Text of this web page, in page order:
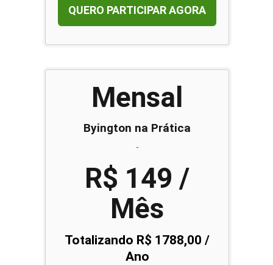
QUERO PARTICIPAR AGORA
Mensal
Byington na Prática
-
R$ 149 /
Mês
Totalizando R$ 1788,00 /
Ano